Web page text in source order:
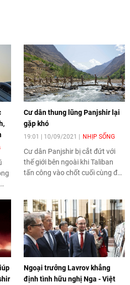
Cư dân thung lũng Panjshir lại
gặp khó
19:01 | 10/09/2021 NHỊP SỐNG
Cư dân Panjshir bị cắt đứt với
thế giới bên ngoài khi Taliban
tấn công vào chốt cuối cùng để
Ngoại trưởng Lavrov khẳng
định tình hữu nghị Nga - Việt